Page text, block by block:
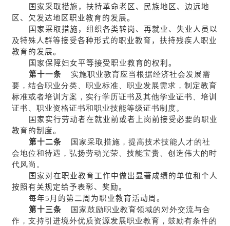
国家采取措施，扶持革命老区、民族地区、边远地
区、欠发达地区职业教育的发展。
国家采取措施，组织各类转岗、再就业、失业人员以
及特殊人群等接受各种形式的职业教育，扶持残疾人职业
教育的发展。
国家保障妇女平等接受职业教育的权利。
第十一条 实施职业教育应当根据经济社会发展需
要，结合职业分类、职业标准、职业发展需求，制定教育
标准或者培训方案，实行学历证书及其他学业证书、培训
证书、职业资格证书和职业技能等级证书制度。
国家实行劳动者在就业前或者上岗前接受必要的职业
教育的制度。
第十二条 国家采取措施，提高技术技能人才的社
会地位和待遇，弘扬劳动光荣、技能宝贵、创造伟大的时
代风尚。
国家对在职业教育工作中做出显著成绩的单位和个人
按照有关规定给予表彰、奖励。
每年5月的第二周为职业教育活动周。
第十三条 国家鼓励职业教育领域的对外交流与合
作，支持引进境外优质资源发展职业教育，鼓励有条件的